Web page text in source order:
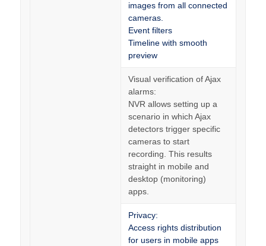
images from all connected
cameras.
Event filters
Timeline with smooth
preview
Visual verification of Ajax
alarms:
NVR allows setting up a
scenario in which Ajax
detectors trigger specific
cameras to start
recording. This results
straight in mobile and
desktop (monitoring)
apps.
Privacy:
Access rights distribution
for users in mobile apps